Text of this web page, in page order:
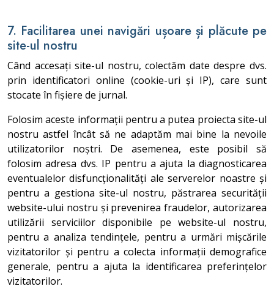
7. Facilitarea unei navigări ușoare și plăcute pe
site-ul nostru
Când accesați site-ul nostru, colectăm date despre dvs.
prin identificatori online (cookie-uri și IP), care sunt
stocate în fișiere de jurnal.
Folosim aceste informații pentru a putea proiecta site-ul
nostru astfel încât să ne adaptăm mai bine la nevoile
utilizatorilor noștri. De asemenea, este posibil să
folosim adresa dvs. IP pentru a ajuta la diagnosticarea
eventualelor disfuncționalități ale serverelor noastre și
pentru a gestiona site-ul nostru, păstrarea securității
website-ului nostru și prevenirea fraudelor, autorizarea
utilizării serviciilor disponibile pe website-ul nostru,
pentru a analiza tendințele, pentru a urmări mișcările
vizitatorilor și pentru a colecta informații demografice
generale, pentru a ajuta la identificarea preferințelor
vizitatorilor.